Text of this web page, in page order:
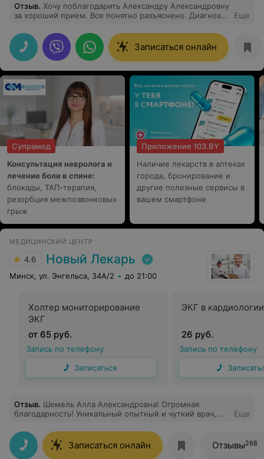
Отзыв. Хочу поблагодарить Александру Александровну
за хороший прием. Все понятно разъяснено. Диагноз
Еще
Записаться онлайн
Супрамед
Консультация невролога и
лечение боли в спине:
блокады, ТАП-терапия,
резорбция межпозвонковых
грыж
Приложение 103.BY
Наличие лекарств в аптеках
города, бронирование и
другие полезные сервисы в
вашем смартфоне
МЕДИЦИНСКИЙ ЦЕНТР
4.6 Новый Лекарь
Минск, ул. Энгельса, 34А/2 до 21:00
Холтер мониторирование
ЭКГ
от 65 руб.
Запись по телефону
Записаться
ЭКГ в кардиологии
26 руб.
Запись по телефону
Отзыв. Шемель Алла Александровна! Огромная
благодарность! Уникальный опытный и чуткий врач,
внимательный! С первого раза обнаружил и
диагностировал ситуацию, которую до него дважды не
могли определить. Высший балл. Врач с Большой
Еще
Записаться онлайн Отзывы268